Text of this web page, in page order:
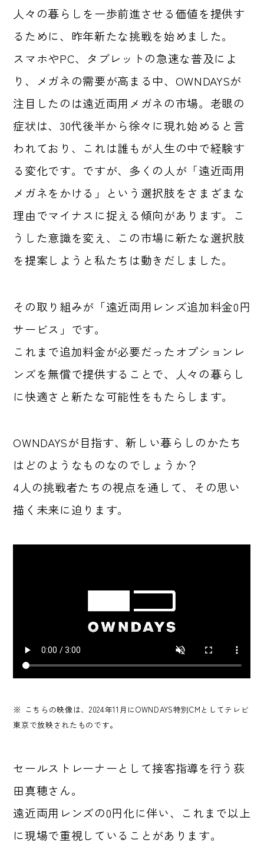
人々の暮らしを一歩前進させる価値を提供す
るために、昨年新たな挑戦を始めました。
スマホやPC、タブレットの急速な普及によ
り、メガネの需要が高まる中、OWNDAYSが
注目したのは遠近両用メガネの市場。老眼の
症状は、30代後半から徐々に現れ始めると言
われており、これは誰もが人生の中で経験す
る変化です。ですが、多くの人が「遠近両用
メガネをかける」という選択肢をさまざまな
理由でマイナスに捉える傾向があります。こ
うした意識を変え、この市場に新たな選択肢
を提案しようと私たちは動きだしました。
その取り組みが「遠近両用レンズ追加料金0円
サービス」です。
これまで追加料金が必要だったオプションレ
ンズを無償で提供することで、人々の暮らし
に快適さと新たな可能性をもたらします。
OWNDAYSが目指す、新しい暮らしのかたち
はどのようなものなのでしょうか？
4人の挑戦者たちの視点を通して、その思い
描く未来に迫ります。
※ こちらの映像は、2024年11月にOWNDAYS特別CMとしてテレビ
東京で放映されたものです。
セールストレーナーとして接客指導を行う荻
田真穂さん。
遠近両用レンズの0円化に伴い、これまで以上
に現場で重視していることがあります。